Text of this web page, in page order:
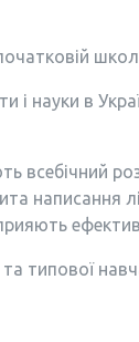
науки в
типової